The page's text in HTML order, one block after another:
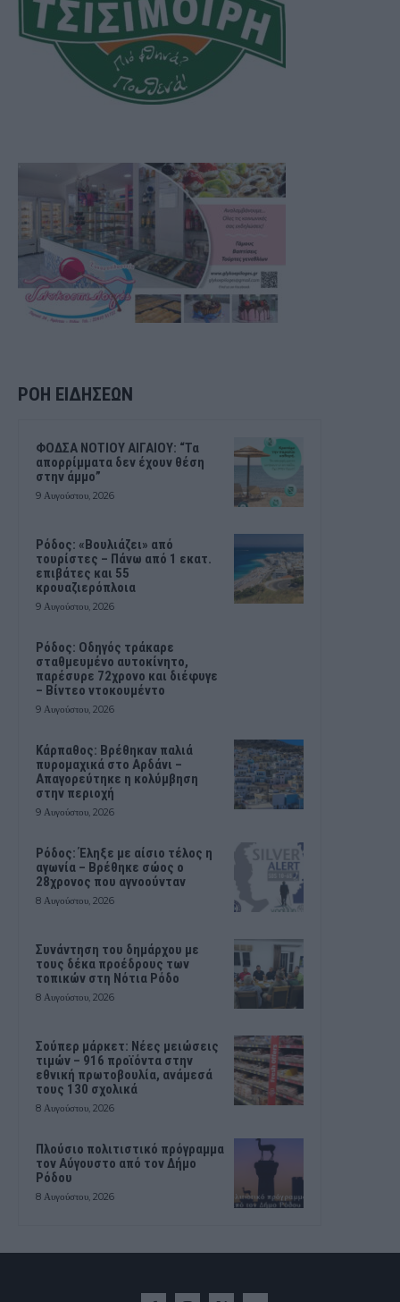
ΡΟΗ ΕΙΔΗΣΕΩΝ
ΦΟΔΣΑ ΝΟΤΙΟΥ ΑΙΓΑΙΟΥ: “Τα
απορρίμματα δεν έχουν θέση
στην άμμο”
9 Αυγούστου, 2026
Ρόδος: «Βουλιάζει» από
τουρίστες – Πάνω από 1 εκατ.
επιβάτες και 55
κρουαζιερόπλοια
9 Αυγούστου, 2026
Ρόδος: Οδηγός τράκαρε
σταθμευμένο αυτοκίνητο,
παρέσυρε 72χρονο και διέφυγε
– Βίντεο ντοκουμέντο
9 Αυγούστου, 2026
Κάρπαθος: Βρέθηκαν παλιά
πυρομαχικά στο Αρδάνι –
Απαγορεύτηκε η κολύμβηση
στην περιοχή
9 Αυγούστου, 2026
Ρόδος: Έληξε με αίσιο τέλος η
αγωνία – Βρέθηκε σώος ο
28χρονος που αγνοούνταν
8 Αυγούστου, 2026
Συνάντηση του δημάρχου με
τους δέκα προέδρους των
τοπικών στη Νότια Ρόδο
8 Αυγούστου, 2026
Σούπερ μάρκετ: Νέες μειώσεις
τιμών – 916 προϊόντα στην
εθνική πρωτοβουλία, ανάμεσά
τους 130 σχολικά
8 Αυγούστου, 2026
Πλούσιο πολιτιστικό πρόγραμμα
τον Αύγουστο από τον Δήμο
Ρόδου
8 Αυγούστου, 2026